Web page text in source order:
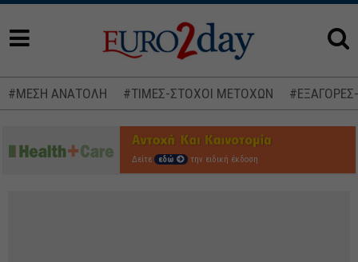
#ΜΕΣΗ ΑΝΑΤΟΛΗ #ΤΙΜΕΣ-ΣΤΟΧΟΙ ΜΕΤΟΧΩΝ
Δείτε εδώ την ειδική έκδοση